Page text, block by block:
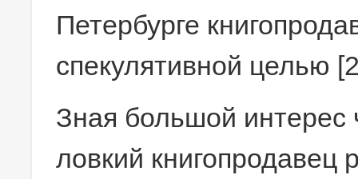
Петербурге
спекулятивной целью
Зная большой интерес
ловкий книгопродавец